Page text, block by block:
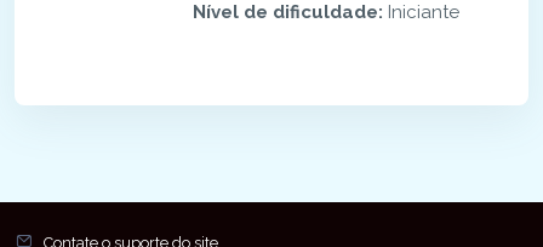
Nível de dificuldade: Iniciante
Contate o suporte do site